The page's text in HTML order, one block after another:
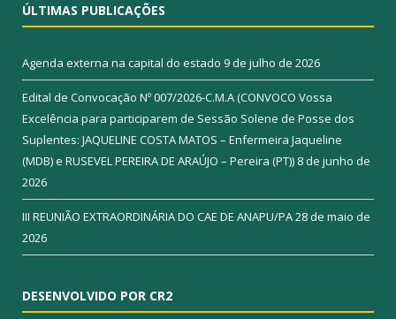
ÚLTIMAS PUBLICAÇÕES
Agenda externa na capital do estado 9 de julho de 2026
Edital de Convocação Nº 007/2026-C.M.A (CONVOCO Vossa
Excelência para participarem de Sessão Solene de Posse dos
Suplentes: JAQUELINE COSTA MATOS – Enfermeira Jaqueline
(MDB) e RUSEVEL PEREIRA DE ARAÚJO – Pereira (PT)) 8 de junho de
2026
III REUNIÃO EXTRAORDINÁRIA DO CAE DE ANAPU/PA28 de maio de
2026
DESENVOLVIDO POR CR2